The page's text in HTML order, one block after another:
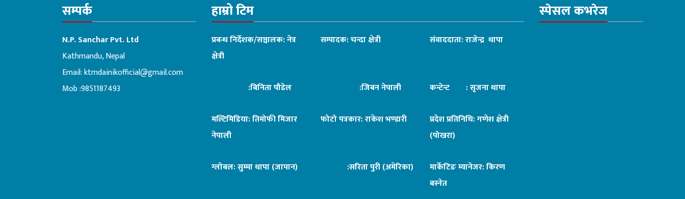
सम्पर्क
N.P. Sanchar Pvt. Ltd
Kathmandu, Nepal
Email:ktmdainikofficial@gmail.com
Mob :9851187493
हाम्रो टिम
प्रबन्ध निर्देशक/सञ्चालक: नेत्र
क्षेत्री
सम्पादक: चन्दा क्षेत्री संवाददाता: राजेन्द्र थापा
:बिनिता पौडेल :जिबन नेपाली कन्टेन्ट : सृजना थापा
मल्टिमिडिया: तिमोफी मिजार
नेपाली
फोटो पत्रकार: राकेश भण्डारी
प्रदेश प्रतिनिधि: गणेश क्षेत्री
(पोखरा)
ग्लोबल: सुम्मा थापा (जापान) :सरिता पुरी (अमेरिका)
मार्केटिङ म्यानेजर: किरण
बस्नेत
स्पेसल कभरेज